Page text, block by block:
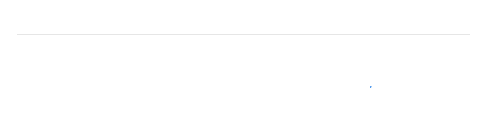
اجذب ضيوف جدد اليوم